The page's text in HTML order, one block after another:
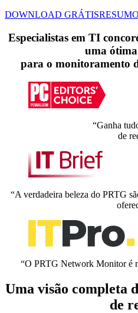
DOWNLOAD GRÁTIS
Especialistas em TI
uma
para o monitoramento
“Ganha
de
“A verdadeira beleza do PRTG
“O PRTG Network Monitor é
Uma visão completa
de